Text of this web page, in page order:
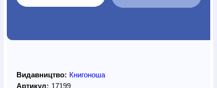
Видавництво: Книгоноша
Артикул: 17199